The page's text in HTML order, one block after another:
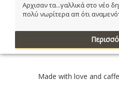
Αρχισαν τα...γαλλικά στο νέο
πολύ νωρίτερα απ ότι
Made with love and